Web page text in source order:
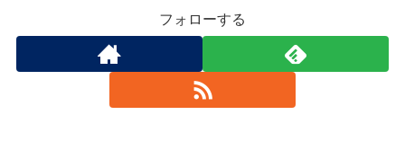
フォローする